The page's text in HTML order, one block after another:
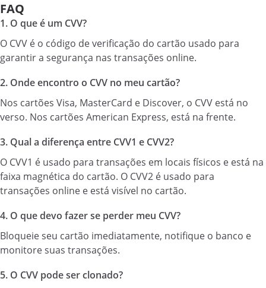
FAQ
1. O que é um CVV?
O CVV é o código de verificação do cartão usado para
garantir a segurança nas transações online.
2. Onde encontro o CVV no meu cartão?
Nos cartões Visa, MasterCard e Discover, o CVV está no
verso. Nos cartões American Express, está na frente.
3. Qual a diferença entre CVV1 e CVV2?
O CVV1 é usado para transações em locais físicos e está na
faixa magnética do cartão. O CVV2 é usado para
transações online e está visível no cartão.
4. O que devo fazer se perder meu CVV?
Bloqueie seu cartão imediatamente, notifique o banco e
monitore suas transações.
5. O CVV pode ser clonado?